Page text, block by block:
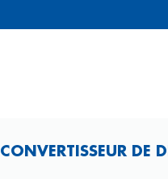
CONVERTISSEUR DE